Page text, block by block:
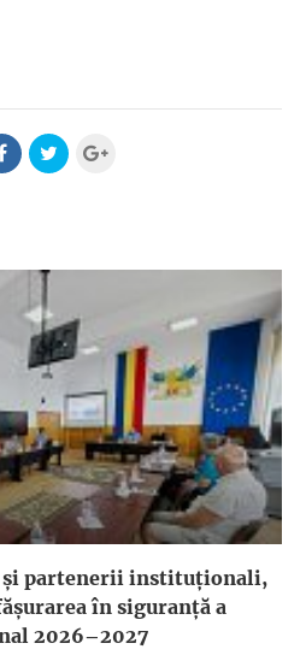
și partenerii instituționali,
în siguranță a
2026–2027